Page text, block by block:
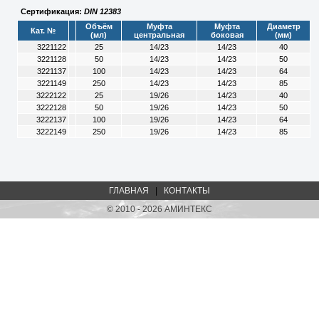
Сертификация:DIN 12383
Кат. №
Объём
(мл)
Муфта
центральная
Муфта
боковая
Диаметр
(мм)
3221122
25 14/23 14/23
40
3221128
50 14/23 14/23
50
3221137
100 14/23 14/23
64
3221149
250 14/23 14/23
85
3222122
25 19/26 14/23
40
3222128
50 19/26 14/23
50
3222137
100 19/26 14/23
64
3222149
250 19/26 14/23 85
ГЛАВНАЯ |
КОНТАКТЫ
© 2010 - 2026 АМИНТЕКС